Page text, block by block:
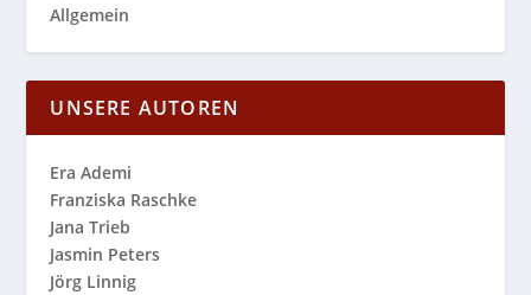
Allgemein
UNSERE AUTOREN
Era Ademi
Franziska Raschke
Jana Trieb
Jasmin Peters
Jörg Linnig